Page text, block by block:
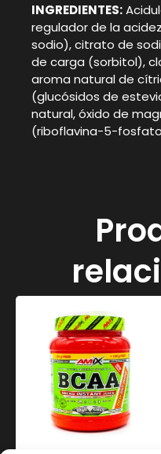
INGREDIENTES:
regulador de la
sodio), citrato de
de carga (sorbitol),
aroma natural de
(glucósidos de
natural, óxido de
(riboflavina-5-